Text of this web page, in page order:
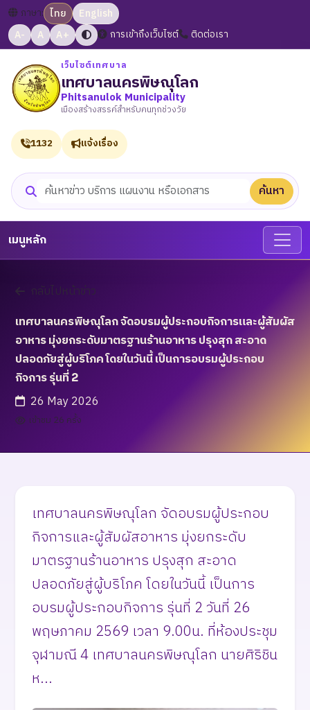
ภาษา: ไทย
English
A-
A A+ การเข้าถึงเว็บไซต์ ติดต่อเรา
เว็บไซต์เทศบาล
เทศบาลนครพิษณุโลก
Phitsanulok Municipality
เมืองสร้างสรรค์สำหรับคนทุกช่วงวัย
ค้นหาเว็บไซต์ ค้นหา
1132 แจ้งเรื่อง
เมนูหลัก
กลับไปหน้าข่าว
เทศบาลนครพิษณุโลก จัดอบรมผู้ประกอบกิจการและผู้สัมผัส
อาหาร มุ่งยกระดับมาตรฐานร้านอาหาร ปรุงสุก สะอาด
ปลอดภัยสู่ผู้บริโภค โดยในวันนี้ เป็นการอบรมผู้ประกอบ
กิจการ รุ่นที่ 2
26 May 2026
เข้าชม 26 ครั้ง
เทศบาลนครพิษณุโลก จัดอบรมผู้ประกอบ
กิจการและผู้สัมผัสอาหาร มุ่งยกระดับ
มาตรฐานร้านอาหาร ปรุงสุก สะอาด
ปลอดภัยสู่ผู้บริโภค โดยในวันนี้ เป็นการ
อบรมผู้ประกอบกิจการ รุ่นที่ 2 วันที่ 26
พฤษภาคม 2569 เวลา 9.00น. ที่ห้องประชุม
จุฬามณี 4 เทศบาลนครพิษณุโลก นายศิริชิน
ห...